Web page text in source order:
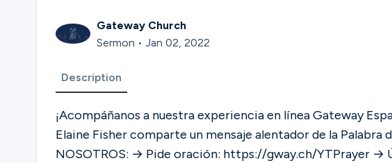
Gateway Church
Sermon • Jan 02, 2022
Description
¡Acompáñanos a nuestra experiencia en línea Gateway
Elaine Fisher comparte un mensaje alentador de la Palabra de Dios.
NOSOTROS: → Pide oración: https://gway.ch/YTPrayer →